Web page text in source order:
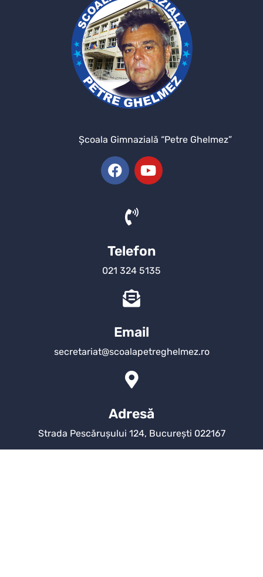
Şcoala Gimnazială “Petre Ghelmez”
Telefon
021 324 5135
Email
secretariat@scoalapetreghelmez.ro
Adresă
Strada Pescărușului 124, București 022167